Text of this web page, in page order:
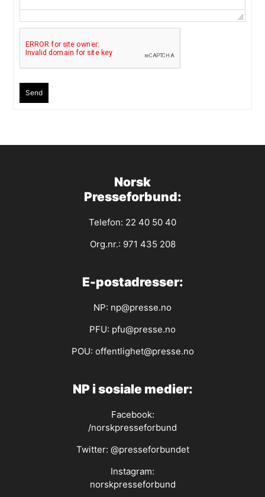
Send
Norsk
Presseforbund:
Telefon: 22 40 50 40
Org.nr.: 971 435 208
E-postadresser:
NP: np@presse.no
PFU: pfu@presse.no
POU: offentlighet@presse.no
NP i sosiale medier:
Facebook:
/norskpresseforbund
Twitter: @presseforbundet
Instagram:
norskpresseforbund